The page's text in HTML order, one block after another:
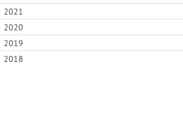
2021
2020
2019
2018